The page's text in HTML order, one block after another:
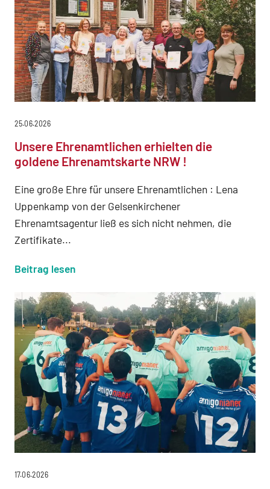
25.06.2026
Unsere Ehrenamtlichen erhielten die
goldene Ehrenamtskarte NRW !
Eine große Ehre für unsere Ehrenamtlichen : Lena
Uppenkamp von der Gelsenkirchener
Ehrenamtsagentur ließ es sich nicht nehmen, die
Zertifikate...
Beitrag lesen
17.06.2026